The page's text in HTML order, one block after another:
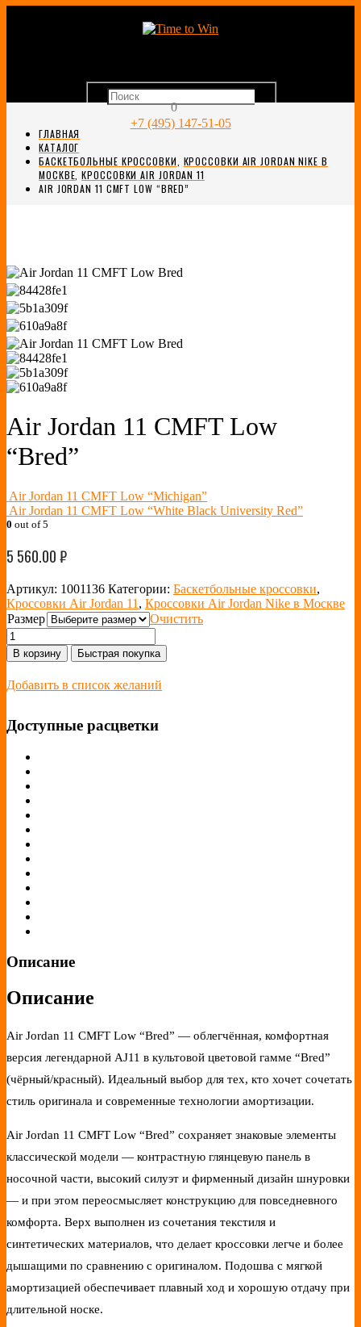
0
+7 (495) 147-51-05
ГЛАВНАЯ
КАТАЛОГ
БАСКЕТБОЛЬНЫЕ КРОССОВКИ КРОССОВКИ AIR JORDAN NIKE В
МОСКВЕ ,КРОССОВКИ AIR JORDAN 11
AIR JORDAN 11 CMFT LOW “BRED”
Air Jordan 11 CMFT Low
“Bred”
Air Jordan 11 CMFT Low “Michigan”
Air Jordan 11 CMFT Low “White Black University Red”
0 out of 5
5 560.00₽
Артикул: 1001136 Категории: Баскетбольные кроссовки,
Кроссовки Air Jordan 11 , Кроссовки Air Jordan Nike в Москве
Размер
Очистить
В корзину Быстрая покупка
Добавить в список желаний
Доступные расцветки
Описание
Описание
Air Jordan 11 CMFT Low “Bred” — облегчённая, комфортная
версия легендарной AJ11 в культовой цветовой гамме “Bred”
(чёрный/красный). Идеальный выбор для тех, кто хочет сочетать
стиль оригинала и современные технологии амортизации.
Air Jordan 11 CMFT Low “Bred” сохраняет знаковые элементы
классической модели — контрастную глянцевую панель в
носочной части, высокий силуэт и фирменный дизайн шнуровки
— и при этом переосмысляет конструкцию для повседневного
комфорта. Верх выполнен из сочетания текстиля и
синтетических материалов, что делает кроссовки легче и более
дышащими по сравнению с оригиналом. Подошва с мягкой
амортизацией обеспечивает плавный ход и хорошую отдачу при
длительной носке.